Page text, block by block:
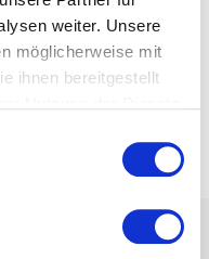
weiter. Unsere
möglicherweise mit
ihnen bereitgestellt